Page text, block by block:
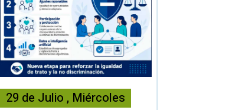
noticia
29 de Julio , Miércoles